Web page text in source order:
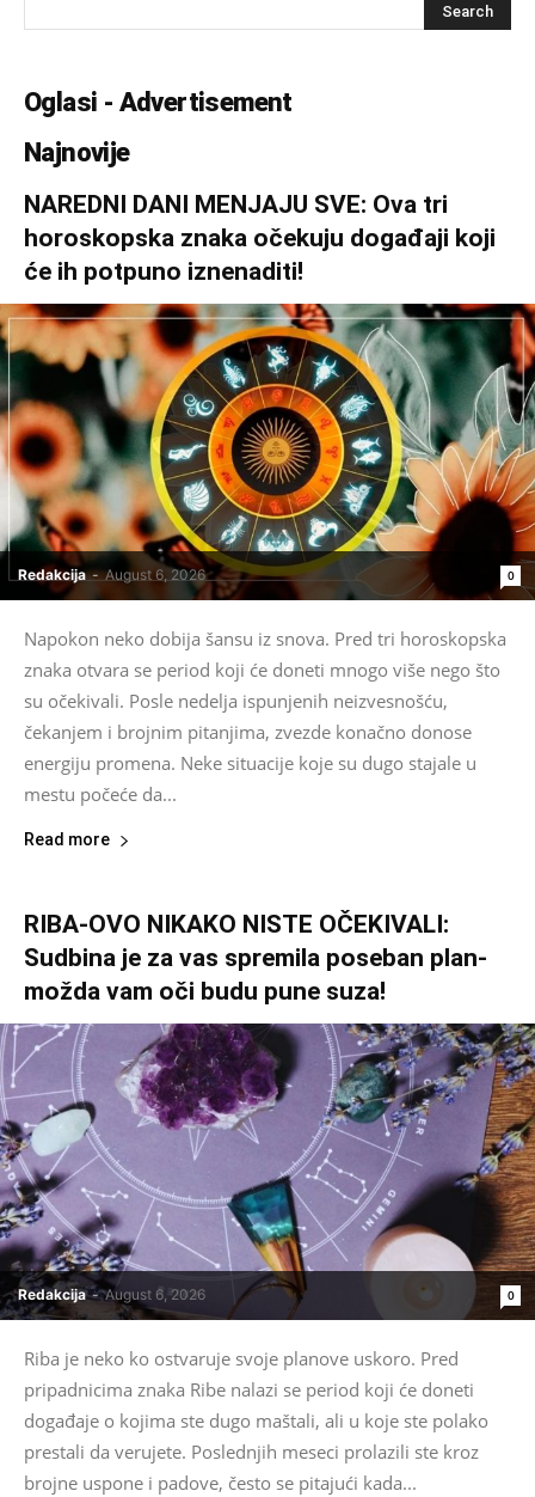
Oglasi - Advertisement
Najnovije
NAREDNI DANI MENJAJU SVE: Ova tri
horoskopska znaka očekuju događaji koji
će ih potpuno iznenaditi!
Redakcija - August 6, 2026 0
Napokon neko dobija šansu iz snova. Pred tri horoskopska
znaka otvara se period koji će doneti mnogo više nego što
su očekivali. Posle nedelja ispunjenih neizvesnošću,
čekanjem i brojnim pitanjima, zvezde konačno donose
energiju promena. Neke situacije koje su dugo stajale u
mestu počeće da...
Read more
RIBA-OVO NIKAKO NISTE OČEKIVALI:
Sudbina je za vas spremila poseban plan-
možda vam oči budu pune suza!
Redakcija - August 6, 2026 0
Riba je neko ko ostvaruje svoje planove uskoro. Pred
pripadnicima znaka Ribe nalazi se period koji će doneti
događaje o kojima ste dugo maštali, ali u koje ste polako
prestali da verujete. Poslednjih meseci prolazili ste kroz
brojne uspone i padove, često se pitajući kada...